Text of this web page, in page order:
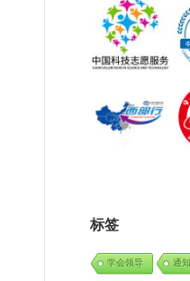
标签
学会领导 通